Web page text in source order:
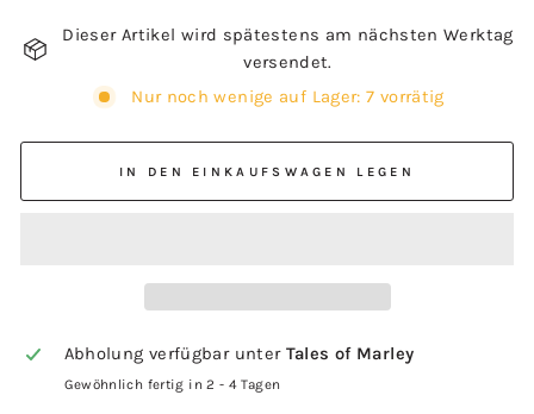
Dieser Artikel wird spätestens am nächsten Werktag
versendet.
Nur noch wenige auf Lager: 7 vorrätig
IN DEN EINKAUFSWAGEN LEGEN
Abholung verfügbar unter Tales of Marley
Gewöhnlich fertig in 2 - 4 Tagen